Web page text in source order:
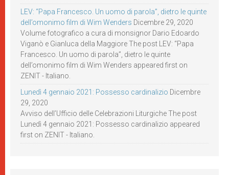
LEV: “Papa Francesco. Un uomo di parola”, dietro le quinte
dell’omonimo film di Wim Wenders Dicembre 29, 2020
Volume fotografico a cura di monsignor Dario Edoardo
Viganò e Gianluca della Maggiore The post LEV: “Papa
Francesco. Un uomo di parola”, dietro le quinte
dell’omonimo film di Wim Wenders appeared first on
ZENIT - Italiano.
Lunedì 4 gennaio 2021: Possesso cardinalizio Dicembre
29, 2020
Avviso dell’Ufficio delle Celebrazioni Liturgiche The post
Lunedì 4 gennaio 2021: Possesso cardinalizio appeared
first on ZENIT - Italiano.